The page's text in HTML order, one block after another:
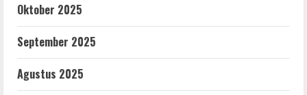
Oktober 2025
September 2025
Agustus 2025